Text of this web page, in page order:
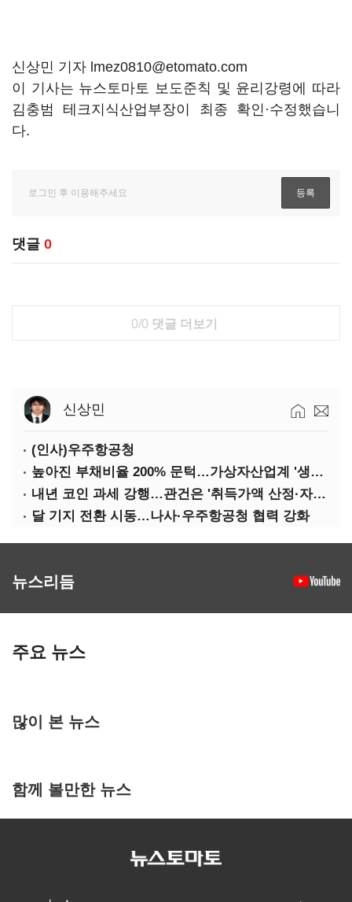
신상민 기자 lmez0810@etomato.com
이 기사는 뉴스토마토 보도준칙 및 윤리강령에 따라
김충범 테크지식산업부장이 최종 확인·수정했습니
다.
댓글 0
0/0 댓글 더보기
신상민
(인사)우주항공청
높아진 부채비율 200% 문턱…가상자산업계 '생존 시험대'
내년 코인 과세 강행…관건은 '취득가액 산정·자산 이동'
달 기지 전환 시동…나사·우주항공청 협력 강화
뉴스리듬
주요 뉴스
많이 본 뉴스
함께 볼만한 뉴스